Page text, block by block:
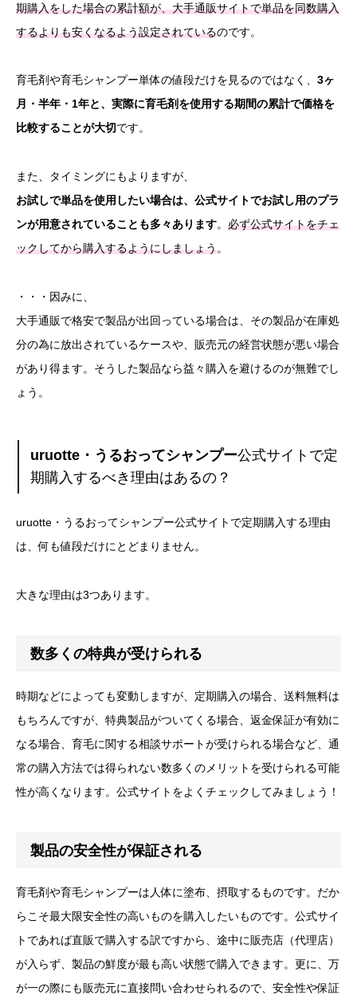
期購入をした場合の累計額が、大手通販サイトで単品を同数購入
するよりも安くなるよう設定されているのです。
育毛剤や育毛シャンプー単体の値段だけを見るのではなく、 3ヶ
月・半年・1年と、実際に育毛剤を使用する期間の累計で価格を
比較することが大切です。
また、タイミングにもよりますが、
お試しで単品を使用したい場合は、公式サイトでお試し用のプラ
ンが用意されていることも多々あります。 必ず公式サイトをチェ
ックしてから購入するようにしましょう。
・・・因みに、
大手通販で格安で製品が出回っている場合は、その製品が在庫処
分の為に放出されているケースや、販売元の経営状態が悪い場合
があり得ます。そうした製品なら益々購入を避けるのが無難でし
ょう。
uruotte・うるおってシャンプー公式サイトで定
期購入するべき理由はあるの？
uruotte・うるおってシャンプー公式サイトで定期購入する理由
は、何も値段だけにとどまりません。
大きな理由は3つあります。
数多くの特典が受けられる
時期などによっても変動しますが、定期購入の場合、送料無料は
もちろんですが、特典製品がついてくる場合、返金保証が有効に
なる場合、育毛に関する相談サポートが受けられる場合など、通
常の購入方法では得られない数多くのメリットを受けられる可能
性が高くなります。公式サイトをよくチェックしてみましょう！
製品の安全性が保証される
育毛剤や育毛シャンプーは人体に塗布、摂取するものです。だか
らこそ最大限安全性の高いものを購入したいものです。公式サイ
トであれば直販で購入する訳ですから、途中に販売店（代理店）
が入らず、製品の鮮度が最も高い状態で購入できます。更に、万
が一の際にも販売元に直接問い合わせられるので、安全性や保証